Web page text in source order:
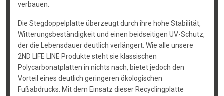
verbauen.
Die Stegdoppelplatte überzeugt durch ihre hohe Stabilität,
Witterungsbeständigkeit und einen beidseitigen UV-Schutz,
der die Lebensdauer deutlich verlängert. Wie alle unsere
2ND LIFE LINE Produkte steht sie klassischen
Polycarbonatplatten in nichts nach, bietet jedoch den
Vorteil eines deutlich geringeren ökologischen
Fußabdrucks. Mit dem Einsatz dieser Recyclingplatte